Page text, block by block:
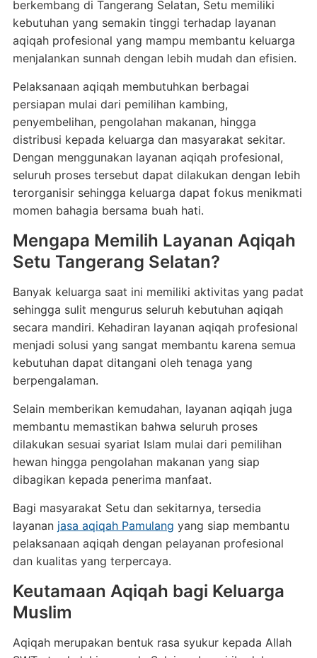
berkembang di Tangerang Selatan, Setu memiliki
kebutuhan yang semakin tinggi terhadap layanan
aqiqah profesional yang mampu membantu keluarga
menjalankan sunnah dengan lebih mudah dan efisien.
Pelaksanaan aqiqah membutuhkan berbagai
persiapan mulai dari pemilihan kambing,
penyembelihan, pengolahan makanan, hingga
distribusi kepada keluarga dan masyarakat sekitar.
Dengan menggunakan layanan aqiqah profesional,
seluruh proses tersebut dapat dilakukan dengan lebih
terorganisir sehingga keluarga dapat fokus menikmati
momen bahagia bersama buah hati.
Mengapa Memilih Layanan Aqiqah
Setu Tangerang Selatan?
Banyak keluarga saat ini memiliki aktivitas yang padat
sehingga sulit mengurus seluruh kebutuhan aqiqah
secara mandiri. Kehadiran layanan aqiqah profesional
menjadi solusi yang sangat membantu karena semua
kebutuhan dapat ditangani oleh tenaga yang
berpengalaman.
Selain memberikan kemudahan, layanan aqiqah juga
membantu memastikan bahwa seluruh proses
dilakukan sesuai syariat Islam mulai dari pemilihan
hewan hingga pengolahan makanan yang siap
dibagikan kepada penerima manfaat.
Bagi masyarakat Setu dan sekitarnya, tersedia
layanan jasa aqiqah Pamulang yang siap membantu
pelaksanaan aqiqah dengan pelayanan profesional
dan kualitas yang terpercaya.
Keutamaan Aqiqah bagi Keluarga
Muslim
Aqiqah merupakan bentuk rasa syukur kepada Allah